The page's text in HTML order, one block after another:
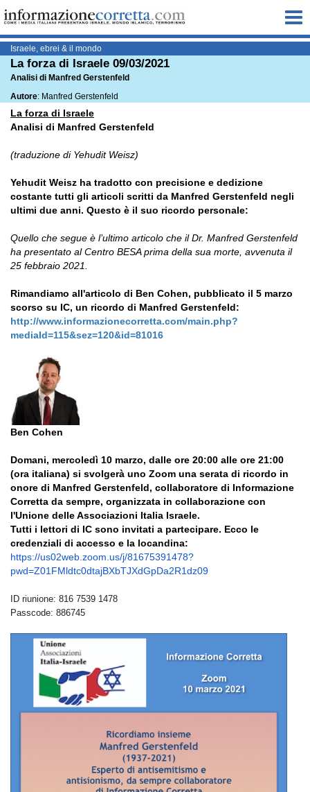
Israele, ebrei & il mondo
La forza di Israele 09/03/2021
Analisi di Manfred Gerstenfeld
Autore: Manfred Gerstenfeld
La forza di Israele
Analisi di Manfred Gerstenfeld
(traduzione di Yehudit Weisz)
Yehudit Weisz ha tradotto con precisione e dedizione
costante tutti gli articoli scritti da Manfred Gerstenfeld negli
ultimi due anni. Questo è il suo ricordo personale:
Quello che segue è l’ultimo articolo che il Dr. Manfred Gerstenfeld
ha presentato al Centro BESA prima della sua morte, avvenuta il
25 febbraio 2021.
Rimandiamo all'articolo di Ben Cohen, pubblicato il 5 marzo
scorso su IC, un ricordo di Manfred Gerstenfeld:
http://www.informazionecorretta.com/main.php?
mediaId=115&sez=120&id=81016
Ben Cohen
Domani, mercoledì 10 marzo, dalle ore 20:00 alle ore 21:00
(ora italiana) si svolgerà uno Zoom una serata di ricordo in
onore di Manfred Gerstenfeld, collaboratore di Informazione
Corretta da sempre, organizzata in collaborazione con
l'Unione delle Associazioni Italia Israele.
Tutti i lettori di IC sono invitati a partecipare. Ecco le
credenziali di accesso e la locandina:
https://us02web.zoom.us/j/81675391478?
pwd=Z01FMldtc0dtajBXbTJXdGpDa2R1dz09
ID riunione: 816 7539 1478
Passcode: 886745